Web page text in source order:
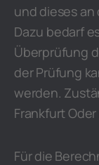
und dieses
Dazu bedarf
Überprüfung
der Prüfung
werden.
Frankfurt
Für die